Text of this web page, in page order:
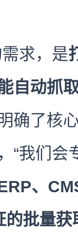
求，是
自动抓
确了核
“我们
、
的批量